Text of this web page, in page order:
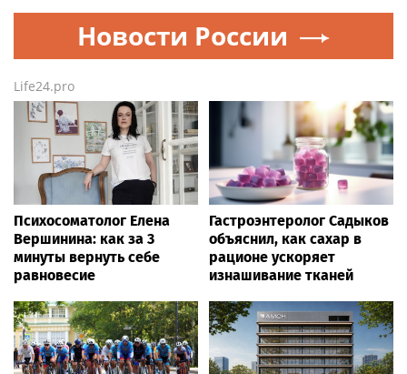
Новости России
Life24.pro
Психосоматолог Елена
Вершинина: как за 3
минуты вернуть себе
равновесие
Гастроэнтеролог Садыков
объяснил, как сахар в
рационе ускоряет
изнашивание тканей